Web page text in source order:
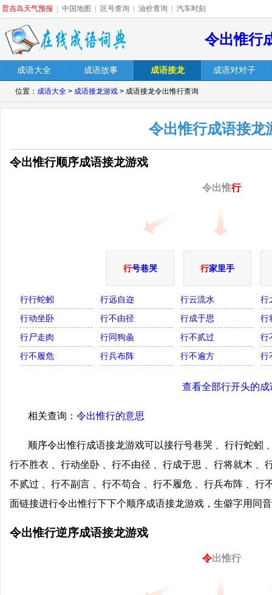
普吉岛天气预报 中国地图 区号查询 油价查询 汽车时刻
令出惟行
成语大全 成语故事 成语接龙 成语对对子
位置： 成语大全 > 成语接龙游戏 > 成语接龙令出惟行查询
令出惟行成语接龙
令出惟行顺序成语接龙游戏
令出惟行
行号巷哭 行家里手
行行蛇蚓 行远自迩 行云流水
行
行动坐卧
行不由径 行成于思
行
行尸走肉
行同狗彘 行不贰过
行
行不履危
行兵布阵 行不逾方 行
查看全部行开头的成
相关查询： 令出惟行的意思
顺序令出惟行成语接龙游戏可以接行号巷哭 、行行蛇蚓
行不胜衣 、行动坐卧 、行不由径 、行成于思 、行将就木 、
不贰过 、行不副言 、行不苟合 、行不履危 、行兵布阵 、行
面链接进行令出惟行下下个顺序成语接龙游戏，生僻字用同
令出惟行逆序成语接龙游戏
令出惟行